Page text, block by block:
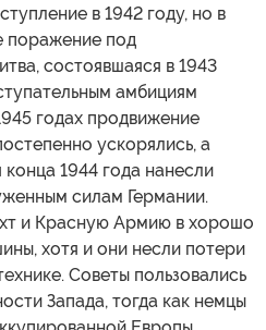
в 1942 году, но в
поражение под
состоявшаяся в 1943
амбициям
годах продвижение
ускорялись, а
1944 года нанесли
силам Германии.
и Красную Армию в хорошо
хотя и они несли потери
Советы пользовались
Запада, тогда как немцы